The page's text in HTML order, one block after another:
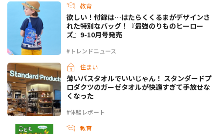
教育
#トレンドニュース
欲しい！付録は…はたらくくるまがデザインさ
れた特別なバッグ！『最強のりものヒーロー
ズ』9-10月号発売
住まい
#体験レポート
薄いバスタオルでいいじゃん！ スタンダードプ
ロダクツのガーゼタオルが快適すぎて手放せな
くなった
教育